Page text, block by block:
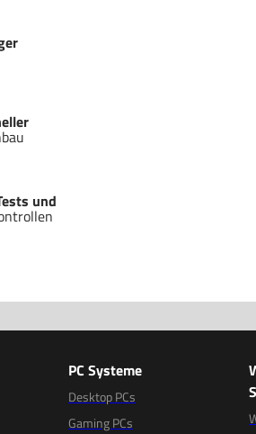
und
PC Systeme
Desktop PCs
Gaming PCs